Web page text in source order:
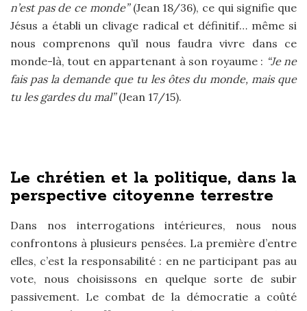
n’est pas de ce monde” (Jean 18/36), ce qui signifie que
Jésus a établi un clivage radical et définitif… même si
nous comprenons qu’il nous faudra vivre dans ce
monde-là, tout en appartenant à son royaume : “Je ne
fais pas la demande que tu les ôtes du monde, mais que
tu les gardes du mal”(Jean 17/15).
Le chrétien et la politique, dans la
perspective citoyenne terrestre
Dans nos interrogations intérieures, nous nous
confrontons à plusieurs pensées. La première d’entre
elles, c’est la responsabilité : en ne participant pas au
vote, nous choisissons en quelque sorte de subir
passivement. Le combat de la démocratie a coûté